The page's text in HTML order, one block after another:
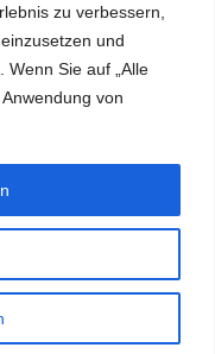
zu verbessern,
und
Sie auf „Alle
von
vorbehalten.